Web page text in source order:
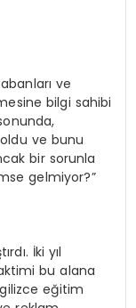
ve
bilgi sahibi
ve bunu
bir sorunla
gelmiyor?”
İki yıl
bu alana
eğitim